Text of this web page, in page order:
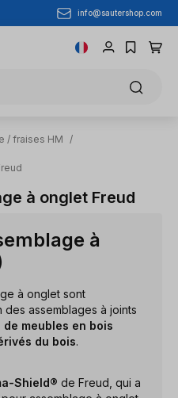
info@sautershop.com
/ fraises HM
/
à onglet Freud
à
à onglet sont
assemblages à joints
meubles en bois
du bois.
Shield® de Freud, qui a